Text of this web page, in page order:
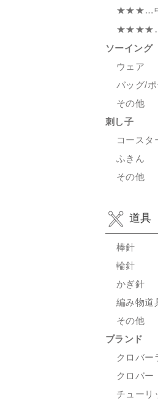
★★★…
ソーイング
ウェア
バッグ/ポ
その他
刺し子
コースタ
ふきん
その他
道具
棒針
輪針
かぎ針
編み物道
その他
ブランド
クロバー
クロバー
チューリ